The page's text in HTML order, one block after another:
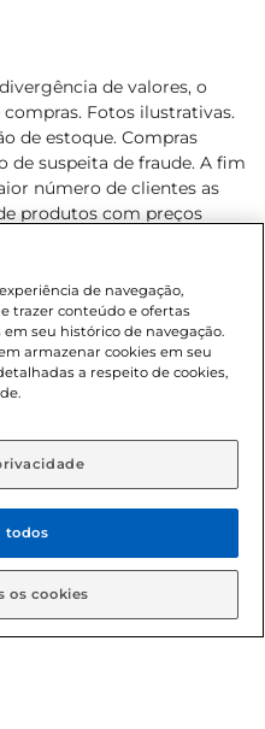
de valores, o
Fotos ilustrativas.
de estoque. Compras
de suspeita de fraude. A fim
número de clientes as
produtos com preços
são exclusivos para
o dia de hoje, podendo
Proibida a venda
de 18 anos, conforme
(Estatuto da Criança e do
exclusivos para o
as compras on-line é de
os direitos
de navegação,
trazer conteúdo e ofertas
seu histórico de navegação.
armazenar cookies em seu
a respeito de cookies,
todos
os cookies